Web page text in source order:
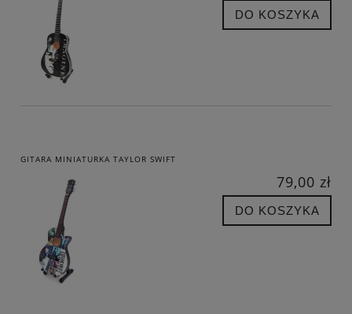
DO KOSZYKA
GITARA MINIATURKA TAYLOR SWIFT
79,00 zł
DO KOSZYKA